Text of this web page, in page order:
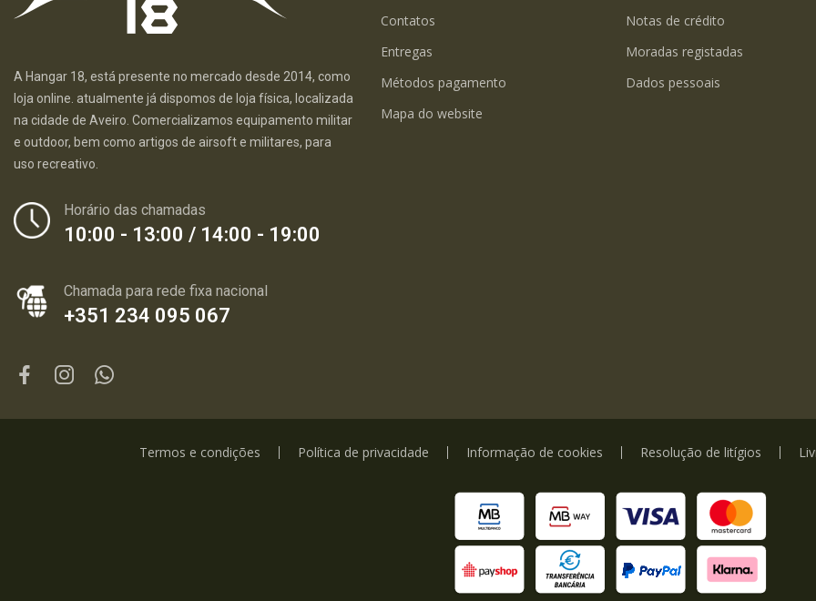
A Hangar 18, está presente no mercado desde 2014, como
loja online. atualmente já dispomos de loja física, localizada
na cidade de Aveiro. Comercializamos equipamento militar
e outdoor, bem como artigos de airsoft e militares, para
uso recreativo.
Horário das chamadas
10:00 - 13:00 / 14:00 - 19:00
Chamada para rede fixa nacional
+351 234 095 067
Contatos
Entregas
Métodos pagamento
Mapa do website
Notas de crédito
Moradas registadas
Dados pessoais
Termos e condições Política de privacidade Informação de cookies Resolução de litígios